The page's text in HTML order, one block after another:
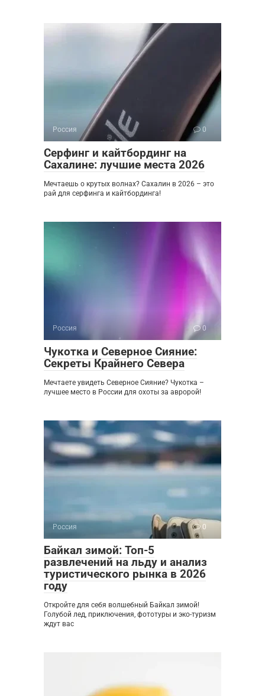
Россия 0
Серфинг и кайтбординг на
Сахалине: лучшие места 2026
Мечтаешь о крутых волнах? Сахалин в 2026 – это
рай для серфинга и кайтбординга!
Россия 0
Чукотка и Северное Сияние:
Секреты Крайнего Севера
Мечтаете увидеть Северное Сияние? Чукотка –
лучшее место в России для охоты за авророй!
Россия 0
Байкал зимой: Топ-5
развлечений на льду и анализ
туристического рынка в 2026
году
Откройте для себя волшебный Байкал зимой!
Голубой лед, приключения, фототуры и эко-туризм
ждут вас